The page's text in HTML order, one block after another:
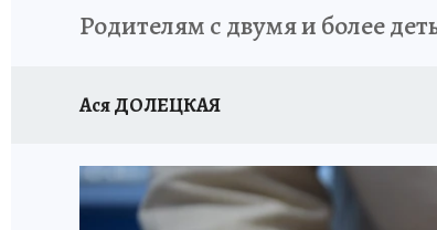
Родителям с двумя и более
Ася ДОЛЕЦКАЯ